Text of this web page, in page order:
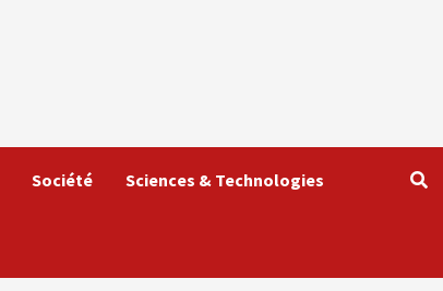
Société Sciences & Technologies